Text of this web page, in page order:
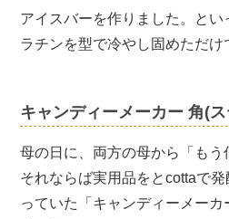
アイスバーを作りました。と
ラチンを型で冷やし固めただけ
キャンディーメーカー 角(
母の日に、両方の母から「もう
それならば実用品をとcottaで
っていた「キャンディーメー